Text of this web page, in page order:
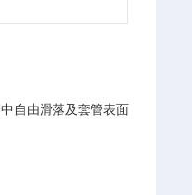
自由滑落及套管表面